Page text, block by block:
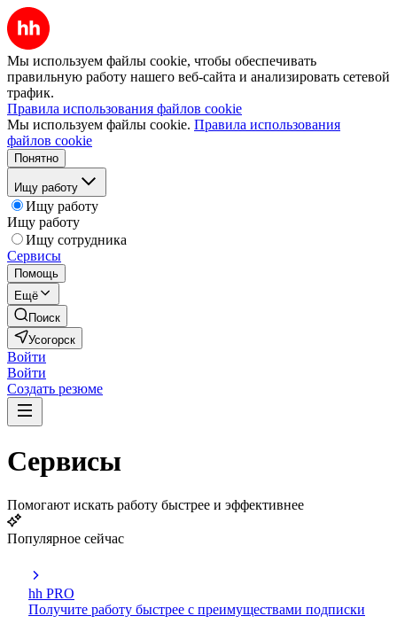
Мы используем файлы cookie, чтобы обеспечивать
правильную работу нашего веб-сайта и анализировать сетевой
трафик.
Правила использования файлов cookie
Мы используем файлы cookie. Правила использования
файлов cookie
Понятно
Ищу работу
Ищу работу
Ищу работу
Ищу сотрудника
Сервисы
Помощь
Ещё
Поиск
Усогорск
Войти
Войти
Создать резюме
Сервисы
Помогают искать работу быстрее и эффективнее
Популярное сейчас
hh PRO
Получите работу быстрее с преимуществами подписки